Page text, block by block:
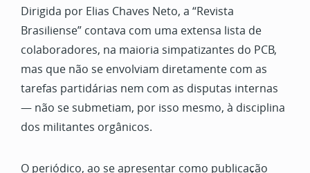
Dirigida por Elias Chaves Neto, a “Revista
Brasiliense” contava com uma extensa lista de
colaboradores, na maioria simpatizantes do PCB,
mas que não se envolviam diretamente com as
tarefas partidárias nem com as disputas internas
— não se submetiam, por isso mesmo, à disciplina
dos militantes orgânicos.
O periódico, ao se apresentar como publicação